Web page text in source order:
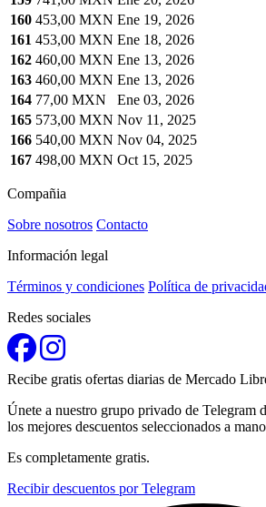
160 453,00 MXN Ene 19, 2026
161 453,00 MXN Ene 18, 2026
162 460,00 MXN Ene 13, 2026
163 460,00 MXN Ene 13, 2026
164 77,00 MXN
Ene 03, 2026
165 573,00 MXN Nov 11, 2025
166 540,00 MXN Nov 04, 2025
167 498,00 MXN Oct 15, 2025
Compañia
Sobre nosotros Contacto
Información legal
Términos y condiciones Política de
Redes sociales
Recibe gratis ofertas diarias de Mercado
Únete a nuestro grupo privado de Telegram
los mejores descuentos seleccionados a
Es completamente gratis.
Recibir descuentos por Telegram